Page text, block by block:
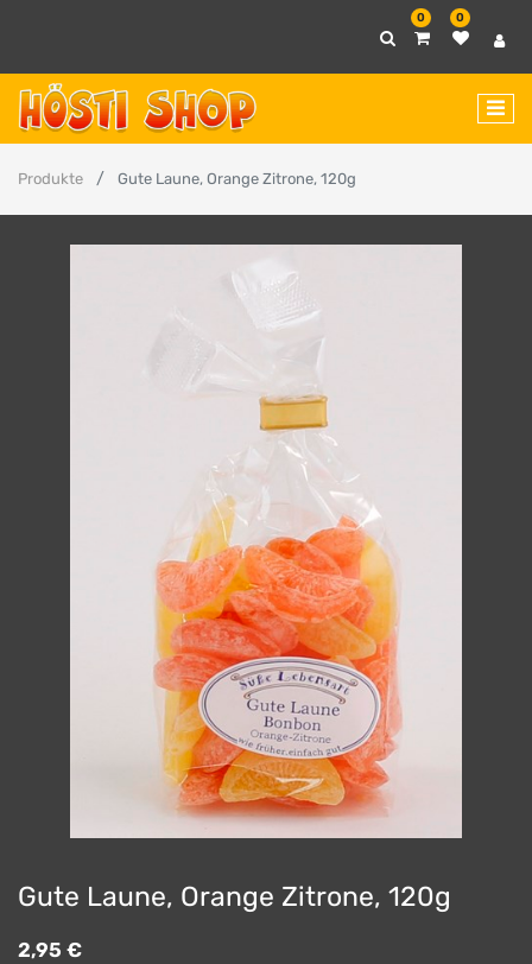
0 0
Produkte Gute Laune, Orange Zitrone, 120g
Gute Laune, Orange Zitrone, 120g
2,95 €